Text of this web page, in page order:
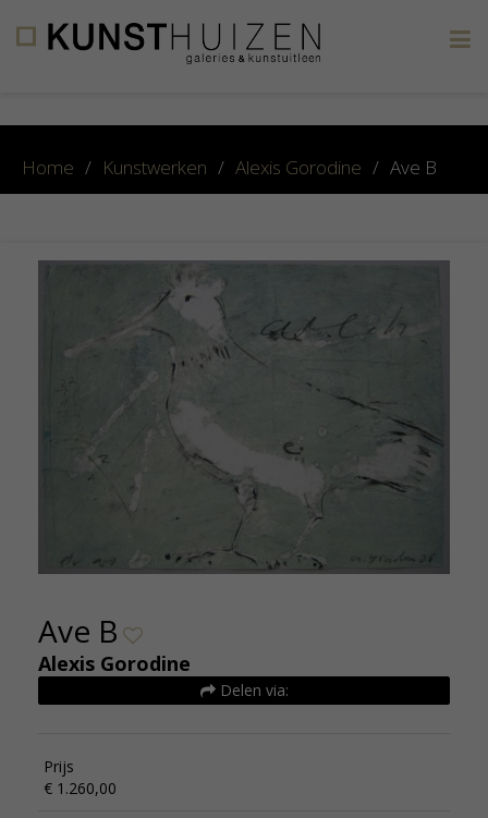
Home / Kunstwerken / Alexis Gorodine / Ave B
Ave B
Alexis Gorodine
Delen via:
Prijs
€ 1.260,00